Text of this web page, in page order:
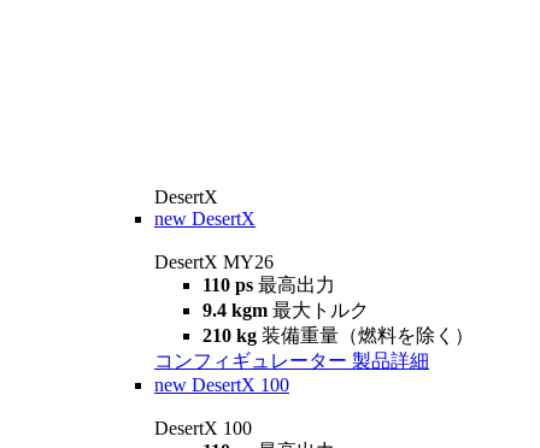
DesertX
new DesertX
DesertX MY26
110 ps 最高出力
9.4 kgm 最大トルク
210 kg 装備重量（燃料を除く）
コンフィギュレーター 製品詳細
new DesertX 100
DesertX 100